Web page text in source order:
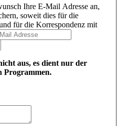
Ihre E-Mail Adresse an,
soweit dies für die
für die Korrespondenz mit
aus, es dient nur der
Programmen.